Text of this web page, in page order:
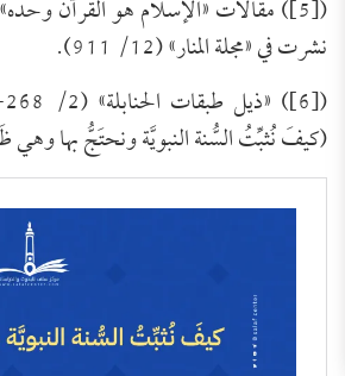
([5]) مقالات «الإسلام هو القرآن
نشرت في «مجلة المنار» (12/ 911).
(كيفَ نُثبِّتُ السُّنة النبويَّة ونحتَجُّ بها وهي